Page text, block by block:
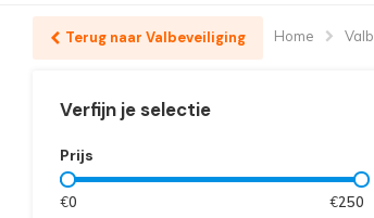
Terug naar Valbeveiliging Home
Verfijn je selectie
Prijs
€0 €250